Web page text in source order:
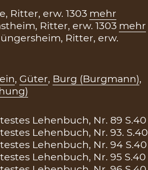
Ritter, erw. 1303 mehr
Ritter, erw. 1303 mehr
Ritter, erw.
, Güter, Burg (Burgmann),
Lehenbuch, Nr. 89 S.40
Lehenbuch, Nr. 93. S.40
Lehenbuch, Nr. 94 S.40
Lehenbuch, Nr. 95 S.40